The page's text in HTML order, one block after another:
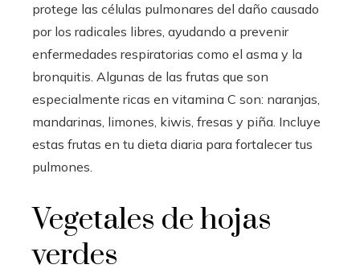
protege las células pulmonares del daño causado
por los radicales libres, ayudando a prevenir
enfermedades respiratorias como el asma y la
bronquitis. Algunas de las frutas que son
especialmente ricas en vitamina C son: naranjas,
mandarinas, limones, kiwis, fresas y piña. Incluye
estas frutas en tu dieta diaria para fortalecer tus
pulmones.
Vegetales de hojas
verdes